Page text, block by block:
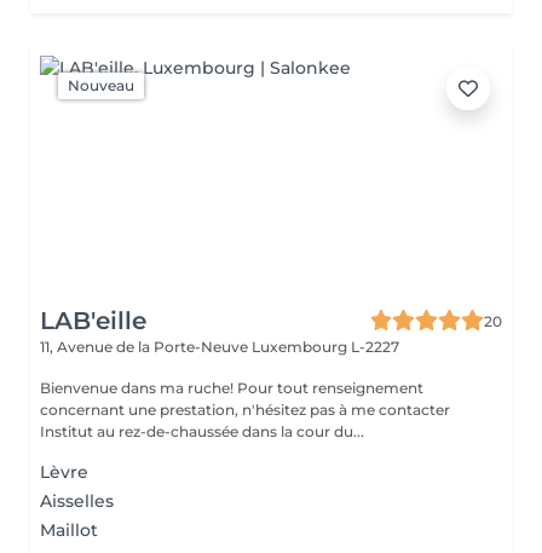
Nouveau
LAB'eille
20
11, Avenue de la Porte-Neuve Luxembourg L-2227
Bienvenue dans ma ruche! Pour tout renseignement
concernant une prestation, n'hésitez pas à me contacter
Institut au rez-de-chaussée dans la cour du...
Lèvre
Aisselles
Maillot